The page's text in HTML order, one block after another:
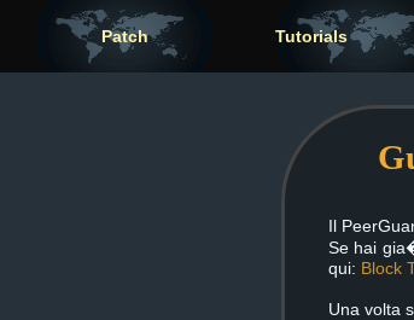
Patch Tutorials
Il
Se hai
qui: Block
Una volta